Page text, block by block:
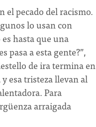
el pecado del racismo.
lo usan con
hasta que una
pasa a esta gente?”,
de ira termina en
esa tristeza llevan al
Para
arraigada